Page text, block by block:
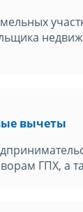
вычеты
ГПХ, а